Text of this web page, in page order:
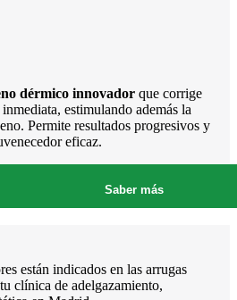
dérmico innovador que corrige
estimulando además la
Permite resultados progresivos y
eficaz.
Saber más